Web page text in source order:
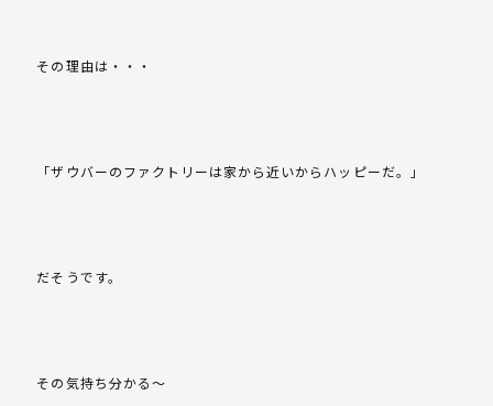
その理由は・・・
「ザウバーのファクトリーは家から近いからハッピーだ。」
だそうです。
その気持ち分かる～